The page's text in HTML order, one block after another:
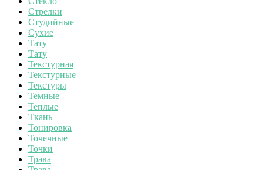
Стрелки
Студийные
Сухие
Тату
Тату
Текстурная
Текстурные
Текстуры
Темные
Теплые
Ткань
Тонировка
Точечные
Точки
Трава